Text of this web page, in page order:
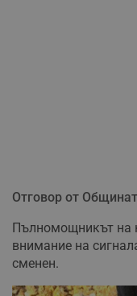
Отговор от
Пълномощникът на
внимание на
сменен.